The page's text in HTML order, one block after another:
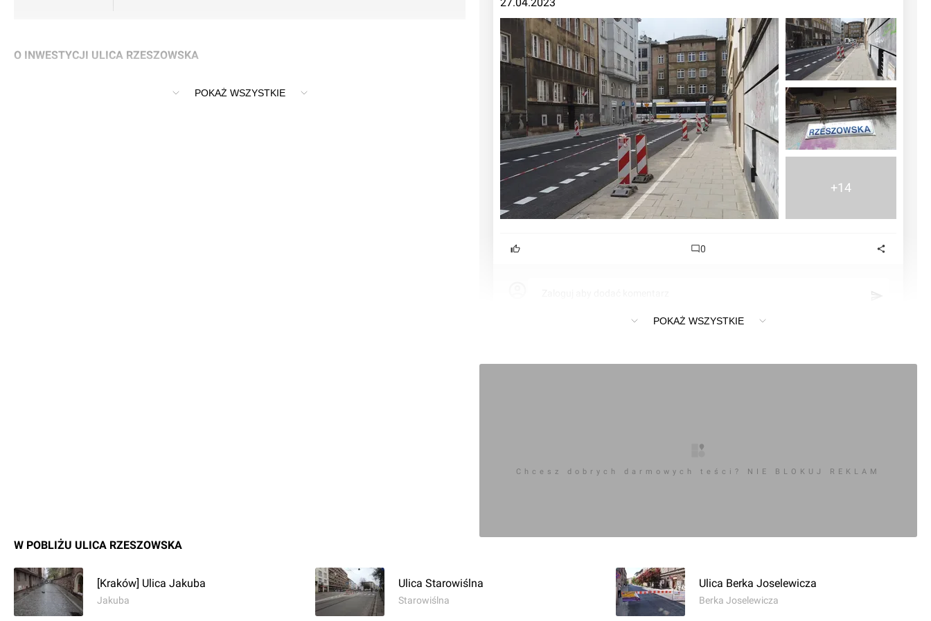
O INWESTYCJI ULICA RZESZOWSKA
Remont, przebudowa ulicy Rzeszowskiej w Krakowie
POKAŻ WSZYSTKIE
+14
0
POKAŻ WSZYSTKIE
Chcesz dobrych darmowych teści? NIE BLOKUJ REKLAM
W POBLIŻU ULICA RZESZOWSKA
[Kraków] Ulica Jakuba
Jakuba
Ulica Starowiślna
Starowiślna
Ulica Berka Joselewicza
Berka Joselewicza